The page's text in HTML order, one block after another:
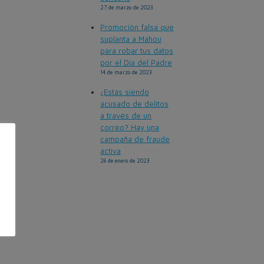
27 de marzo de 2023
Promoción falsa que
suplanta a Mahou
para robar tus datos
por el Día del Padre
14 de marzo de 2023
¿Estás siendo
acusado de delitos
a través de un
correo? Hay una
campaña de fraude
activa
26 de enero de 2023